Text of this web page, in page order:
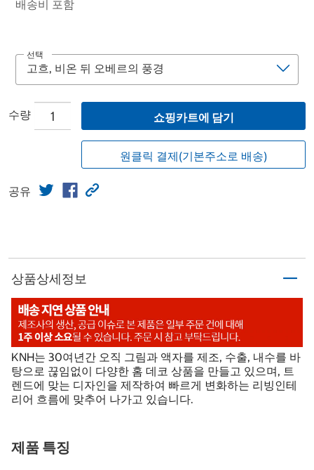
배송비 포함
선택
수량 쇼핑카트에 담기
원클릭 결제(기본주소로 배송)
공유
상품상세정보
KNH는 30여년간 오직 그림과 액자를 제조, 수출, 내수를 바
탕으로 끊임없이 다양한 홈 데코 상품을 만들고 있으며, 트
렌드에 맞는 디자인을 제작하여 빠르게 변화하는 리빙인테
리어 흐름에 맞추어 나가고 있습니다.
제품 특징